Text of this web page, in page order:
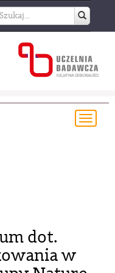
dot.
w